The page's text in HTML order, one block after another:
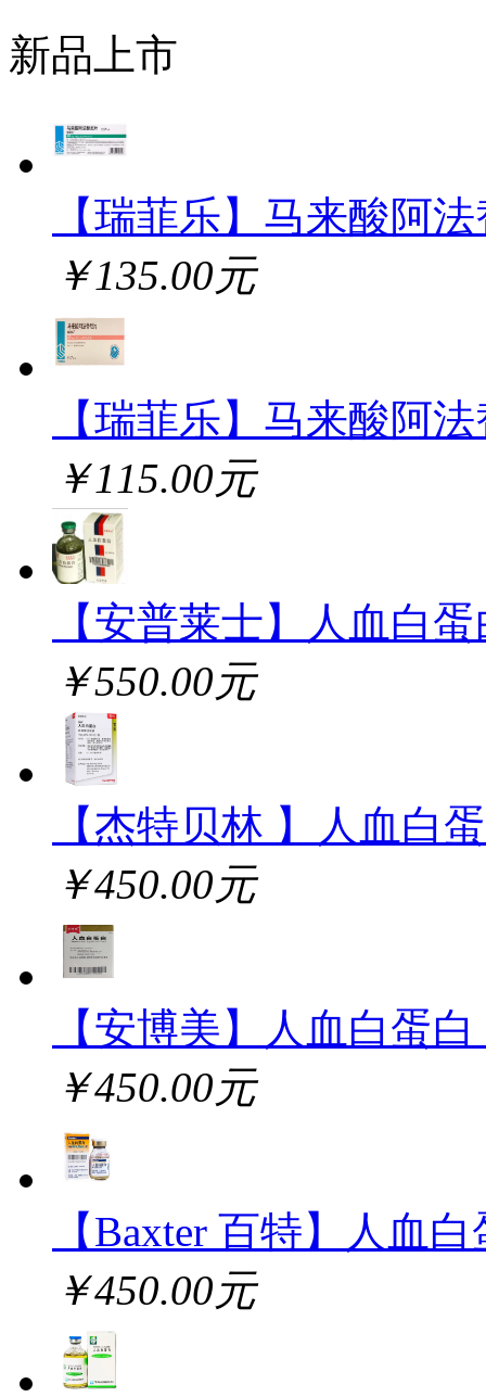
新品上市
【瑞菲乐】马来酸阿
￥135.00元
【瑞菲乐】马来酸阿
￥115.00元
【安普莱士】人血白
￥550.00元
【杰特贝林 】人血白
￥450.00元
【安博美】人血白蛋
￥450.00元
【Baxter 百特】人血
￥450.00元